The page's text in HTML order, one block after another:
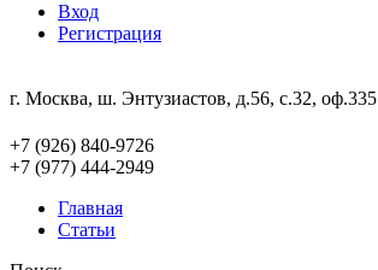
Вход
Регистрация
г. Москва, ш. Энтузиастов, д.56, с.32, оф.335
+7 (926) 840-9726
+7 (977) 444-2949
Главная
Статьи